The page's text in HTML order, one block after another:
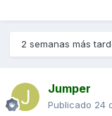
2 semanas más
Jumper
Publicado 24